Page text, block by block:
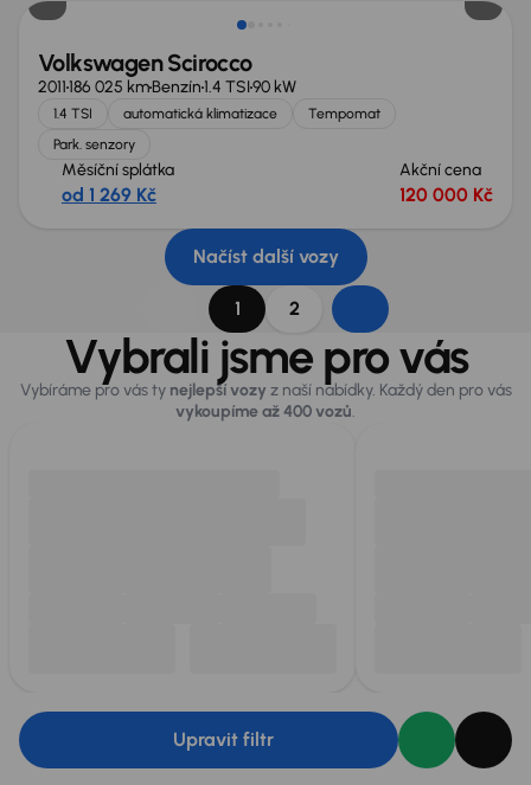
Volkswagen Scirocco
2011186 025 kmBenzín1.4 TSI90 kW
1.4 TSI automatická klimatizace
Tempomat
Park. senzory
Měsíční splátka
od 1 269 Kč
Akční cena
120 000 Kč
Načíst další vozy
1 2
Vybrali jsme pro vás
Vybíráme pro vás ty nejlepší vozy z naší nabídky. Každý den pro vás
vykoupíme až 400 vozů.
Upravit filtr